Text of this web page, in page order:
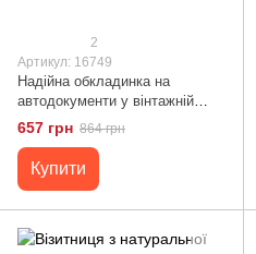
2
Артикул: 16749
Надійна обкладинка на
автодокументи у вінтажній
шкірі Україна GRANDE PELLE
16749 Чорна
657 грн 864 грн
Купити